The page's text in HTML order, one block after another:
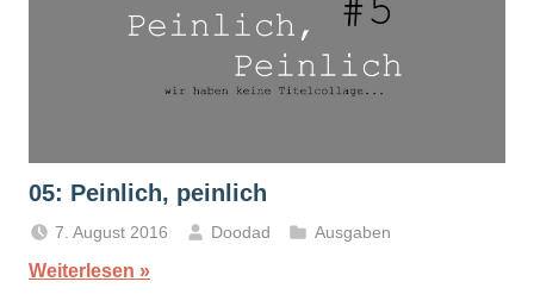
05: Peinlich, peinlich
7. August 2016 Doodad Ausgaben
Weiterlesen